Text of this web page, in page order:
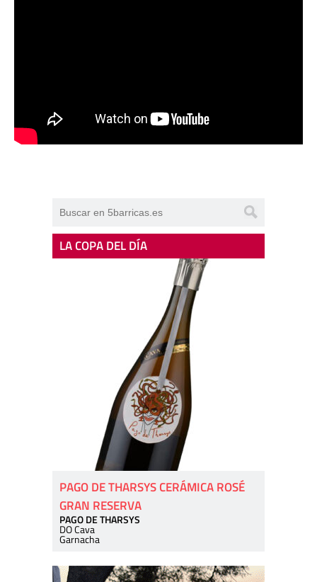
LA COPA DEL DÍA
PAGO DE THARSYS CERÁMICA ROSÉ
GRAN RESERVA
PAGO DE THARSYS
DO Cava
Garnacha